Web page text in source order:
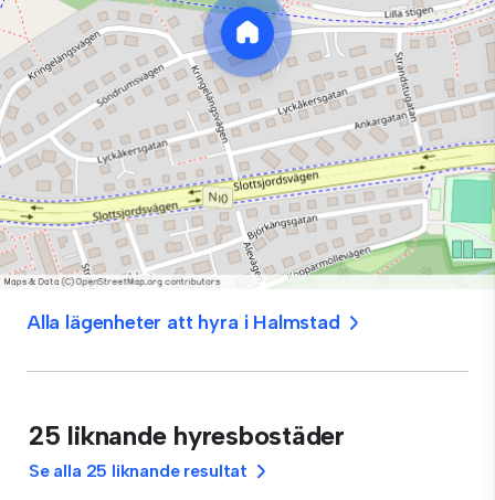
Alla lägenheter att hyra i Halmstad
25 liknande hyresbostäder
Se alla 25 liknande resultat